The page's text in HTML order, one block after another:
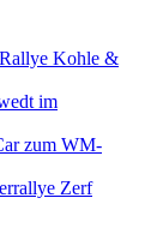
Kohle &
im
zum WM-
Zerf